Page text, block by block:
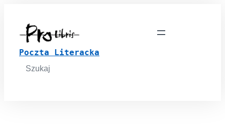
Poczta Literacka
Search
for: